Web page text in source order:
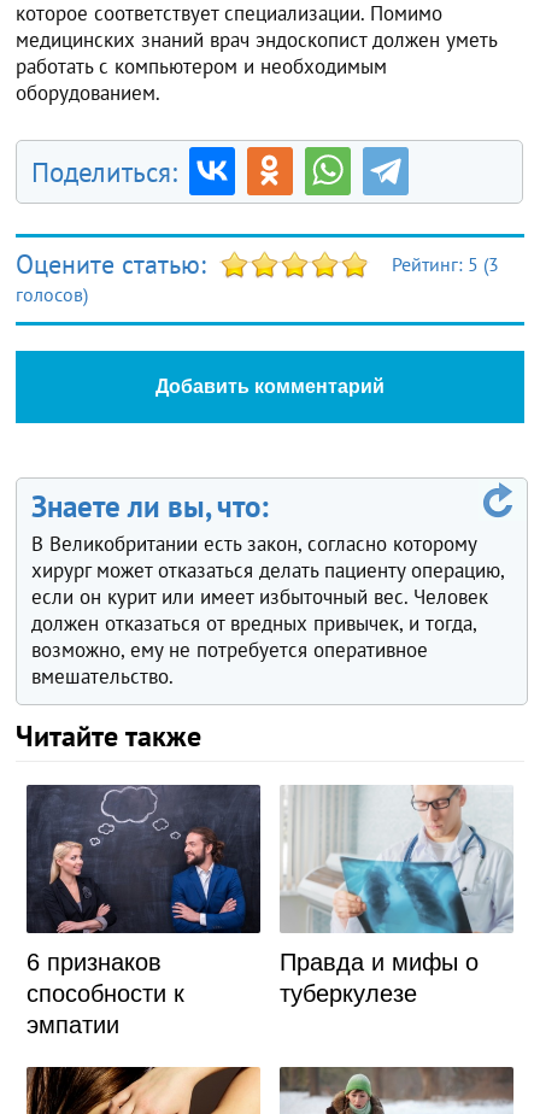
которое соответствует специализации. Помимо
медицинских знаний врач эндоскопист должен уметь
работать с компьютером и необходимым
оборудованием.
Поделиться:
Оцените статью: Рейтинг: 5 (3
голосов)
Добавить комментарий
Знаете ли вы, что:
В Великобритании есть закон, согласно которому
хирург может отказаться делать пациенту операцию,
если он курит или имеет избыточный вес. Человек
должен отказаться от вредных привычек, и тогда,
возможно, ему не потребуется оперативное
вмешательство.
Читайте также
6 признаков
способности к
эмпатии
Правда и мифы о
туберкулезе